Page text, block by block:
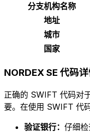
分支机构名称
地址
城市
国家
NORDEX SE 代码
正确的 SWIFT 代码对
要。在使用 SWIFT 代
验证银行： 仔细